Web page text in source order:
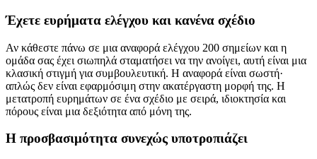
Έχετε ευρήματα ελέγχου και κανένα σχέδιο
Αν κάθεστε πάνω σε μια αναφορά ελέγχου 200 σημείων και η
ομάδα σας έχει σιωπηλά σταματήσει να την ανοίγει, αυτή είναι μια
κλασική στιγμή για συμβουλευτική. Η αναφορά είναι σωστή·
απλώς δεν είναι εφαρμόσιμη στην ακατέργαστη μορφή της. Η
μετατροπή ευρημάτων σε ένα σχέδιο με σειρά, ιδιοκτησία και
πόρους είναι μια δεξιότητα από μόνη της.
Η προσβασιμότητα συνεχώς υποτροπιάζει